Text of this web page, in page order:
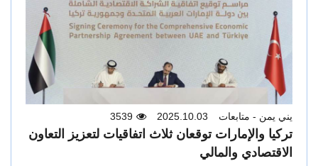
يني يمن - متابعات 2025.10.03
3539
تركيا والإمارات توقعان ثلاث اتفاقيات لتعزيز التعاون
الاقتصادي والمالي